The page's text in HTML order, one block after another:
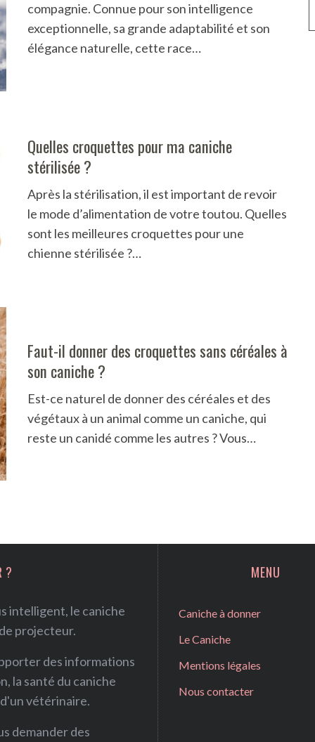
compagnie. Connue pour son intelligence
exceptionnelle, sa grande adaptabilité et son
élégance naturelle, cette race…
Quelles croquettes pour ma caniche
stérilisée ?
Après la stérilisation, il est important de revoir
le mode d’alimentation de votre toutou. Quelles
sont les meilleures croquettes pour une
chienne stérilisée ?…
Faut-il donner des croquettes sans céréales à
son caniche ?
Est-ce naturel de donner des céréales et des
végétaux à un animal comme un caniche, qui
reste un canidé comme les autres ? Vous…
?
intelligent, le caniche
projecteur.
des informations
la santé du caniche
vétérinaire.
demander des
MENU
Caniche à donner
Le Caniche
Mentions légales
Nous contacter